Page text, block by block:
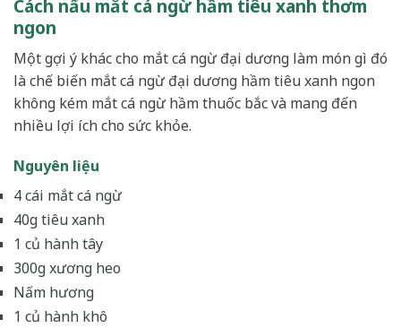
Cách nấu mắt cá ngừ hầm tiêu xanh thơm
ngon
Một gợi ý khác cho mắt cá ngừ đại dương làm món gì đó
là chế biến mắt cá ngừ đại dương hầm tiêu xanh ngon
không kém mắt cá ngừ hầm thuốc bắc và mang đến
nhiều lợi ích cho sức khỏe.
Nguyên liệu
4 cái mắt cá ngừ
40g tiêu xanh
1 củ hành tây
300g xương heo
Nấm hương
1 củ hành khô